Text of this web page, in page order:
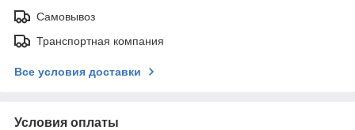
Самовывоз
Транспортная компания
Все условия доставки
Условия оплаты